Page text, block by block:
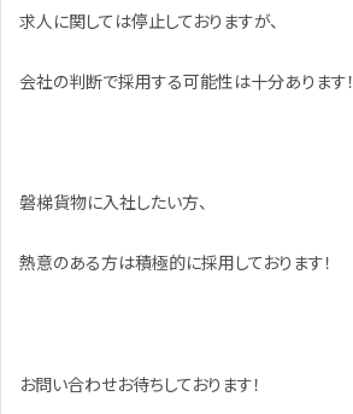
求人に関しては停止しておりますが、
会社の判断で採用する可能性は十分あります！
磐梯貨物に入社したい方、
熱意のある方は積極的に採用しております！
お問い合わせお待ちしております！